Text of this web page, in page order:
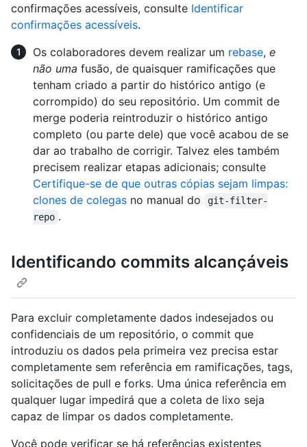
confirmações acessíveis, consulte Identificar
confirmações acessíveis.
Os colaboradores devem realizar um rebase, e
não uma fusão, de quaisquer ramificações que
tenham criado a partir do histórico antigo (e
corrompido) do seu repositório. Um commit de
merge poderia reintroduzir o histórico antigo
completo (ou parte dele) que você acabou de se
dar ao trabalho de corrigir. Talvez eles também
precisem realizar etapas adicionais; consulte
Certifique-se de que outras cópias sejam limpas:
clones de colegas no manual do
git-filter-
repo .
Identificando commits alcançáveis
Para excluir completamente dados indesejados ou
confidenciais de um repositório, o commit que
introduziu os dados pela primeira vez precisa estar
completamente sem referência em ramificações, tags,
solicitações de pull e forks. Uma única referência em
qualquer lugar impedirá que a coleta de lixo seja
capaz de limpar os dados completamente.
Você pode verificar se há referências existentes